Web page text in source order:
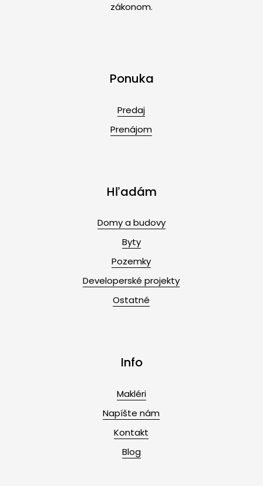
zákonom.
Ponuka
Predaj
Prenájom
Hľadám
Domy a budovy
Byty
Pozemky
Developerské projekty
Ostatné
Info
Makléri
Napíšte nám
Kontakt
Blog